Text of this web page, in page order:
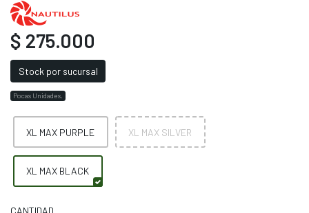
$ 275.000
Stock por sucursal
Pocas Unidades.
XL MAX PURPLE XL MAX SILVER
XL MAX BLACK